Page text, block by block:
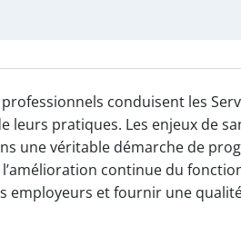
conduisent les
pratiques. Les enjeux de
une véritable démarche de
continue du
employeurs et fournir une